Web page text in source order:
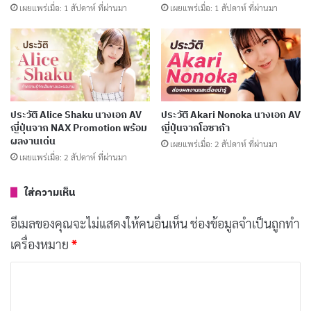
เผยแพร่เมื่อ: 7 วัน ที่ผ่านมา
ประวัติ Yume Nishimiya นางเอก AV ญี่ปุ่นชื่อดัง
พร้อมผลงานเด่น
เผยแพร่เมื่อ: 1 สัปดาห์ ที่ผ่านมา
ปัจจุบันเธอเป็นหนึ่งในนางเอก AV ที่มีผลงานมากที่สุดใน
ประวัติศาสตร์วงการญี่ปุ่น ด้วยเครดิตสะสมกว่า 2,100
เธอยังเป็นที่รู้จักในฐานะหนึ่งในสมาชิกกลุ่มไอดอล
T♡Project และเคยปรากฏตัวในเกมดังระดับโลกอย่าง
Yakuza 0 ของ SEGA
เผยแพร่เมื่อ: 1 สัปดาห์ ที่ผ่านมา เผยแพร่เมื่อ: 1 สัปดาห์ ที่ผ่านมา
ประวัติ Alice Shaku นางเอก AV
ญี่ปุ่นจาก NAX Promotion พร้อม
ผลงานเด่น
เผยแพร่เมื่อ: 2 สัปดาห์ ที่ผ่านมา
ประวัติ Akari Nonoka นางเอก AV
ญี่ปุ่นจากโอซาก้า
เผยแพร่เมื่อ: 2 สัปดาห์ ที่ผ่านมา
ใส่ความเห็น
อีเมลของคุณจะไม่แสดงให้คนอื่นเห็นช่องข้อมูลจำเป็นถูกทำ
เครื่องหมาย *